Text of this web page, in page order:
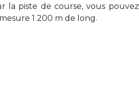
la piste de course, vous pouvez
1 200 m de long.